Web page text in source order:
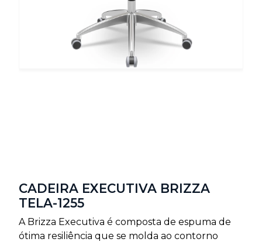
CADEIRA EXECUTIVA BRIZZA
TELA-1255
A Brizza Executiva é composta de espuma de
ótima resiliência que se molda ao contorno